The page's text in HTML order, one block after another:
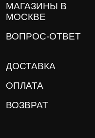
МАГАЗИНЫ В
МОСКВЕ
ВОПРОС-ОТВЕТ
ДОСТАВКА
ОПЛАТА
ВОЗВРАТ